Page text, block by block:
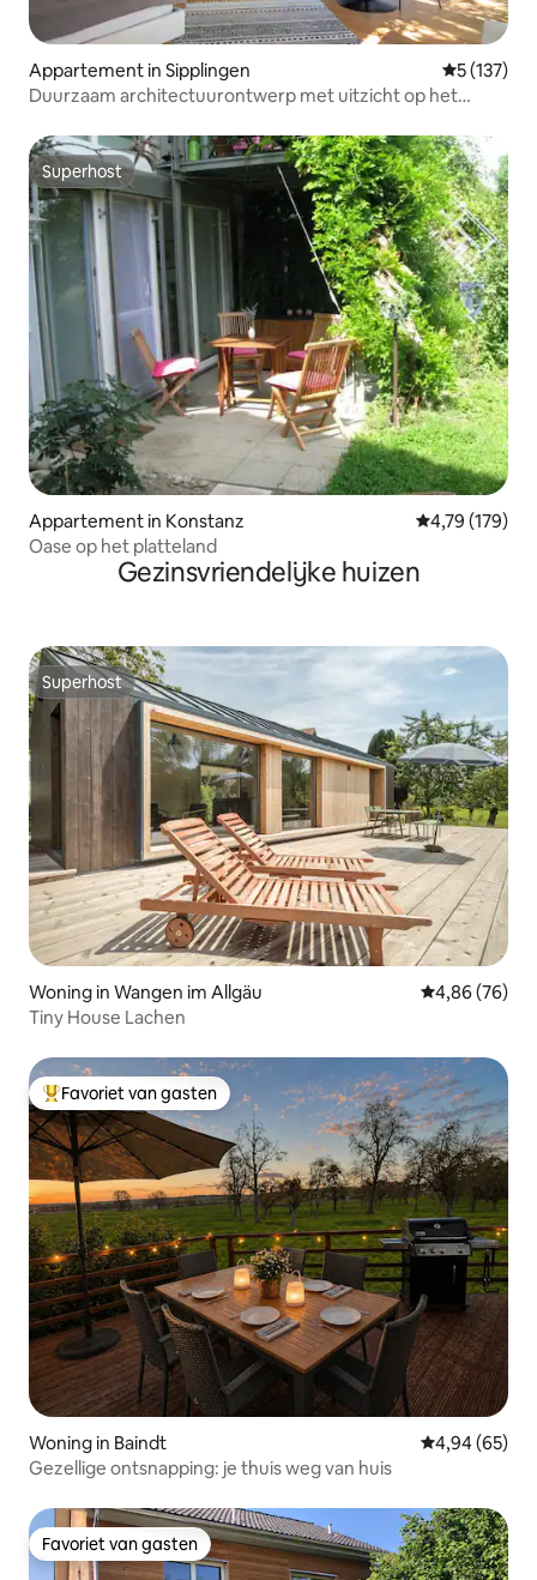
Appartement in Sipplingen
5 (137)
Duurzaam architectuurontwerp met uitzicht op het
Superhost
Superhost
Appartement in Konstanz Gemiddelde
4,79 (179)
Oase op het platteland
Gezinsvriendelijke huizen
Superhost
Superhost
Woning in Wangen im Allgäu Gemiddelde
4,86 (76)
Tiny House Lachen
Topfavoriet van gasten
Favoriet van gasten
Woning in Baindt Gemiddelde
4,94 (65)
Gezellige ontsnapping: je thuis weg van huis
Favoriet van gasten
Favoriet van gasten